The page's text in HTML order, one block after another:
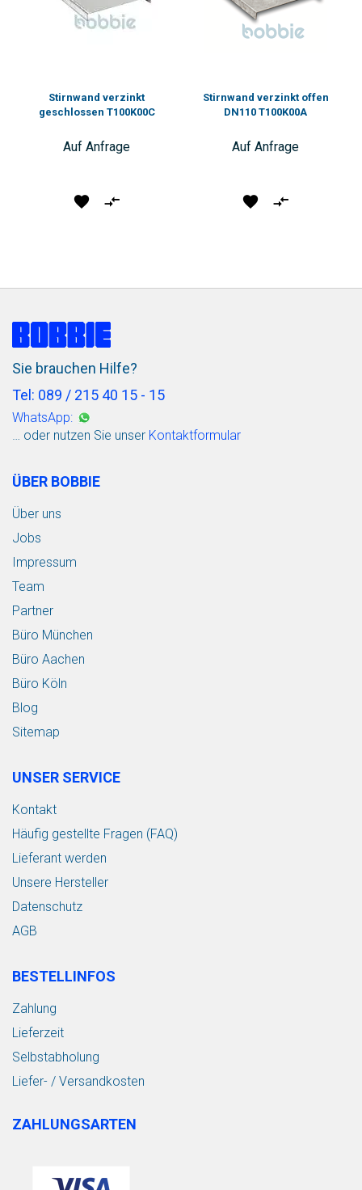
Stirnwand verzinkt
geschlossen T100K00C
Auf Anfrage
Produkt
Stirnwand verzinkt offen
DN110 T100K00A
Auf Anfrage
Produkt
Sie brauchen Hilfe?
Tel: 089 / 215 40 15 - 15
WhatsApp:
… oder nutzen Sie unser Kontaktformular
ÜBER BOBBIE
Über uns
Jobs
Impressum
Team
Partner
Büro München
Büro Aachen
Büro Köln
Blog
Sitemap
UNSER SERVICE
Kontakt
Häufig gestellte Fragen (FAQ)
Lieferant werden
Unsere Hersteller
Datenschutz
AGB
BESTELLINFOS
Zahlung
Lieferzeit
Selbstabholung
Liefer- / Versandkosten
ZAHLUNGSARTEN